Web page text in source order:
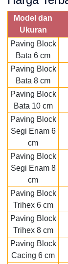
Model dan
Ukuran
Paving Block
Bata 6 cm
Paving Block
Bata 8 cm
Paving Block
Bata 10 cm
Paving Block
Segi Enam 6
cm
Paving Block
Segi Enam 8
cm
Paving Block
Trihex 6 cm
Paving Block
Trihex 8 cm
Paving Block
Cacing 6 cm